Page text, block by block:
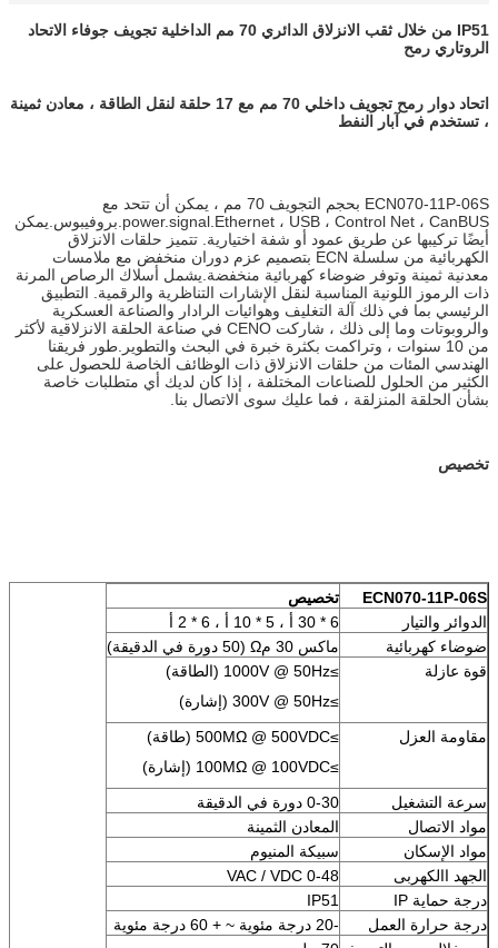
IP51 من خلال ثقب الانزلاق الدائري 70 مم الداخلية تجويف جوفاء الاتحاد
الروتاري رمح
اتحاد دوار رمح تجويف داخلي 70 مم مع 17 حلقة لنقل الطاقة ، معادن ثمينة
، تستخدم في آبار النفط
ECN070-11P-06S بحجم التجويف 70 مم ، يمكن أن تتحد مع
power.signal.Ethernet ، USB ، Control Net ، CanBUS.بروفيبوس.يمكن
أيضًا تركيبها عن طريق عمود أو شفة اختيارية. تتميز حلقات الانزلاق
الكهربائية من سلسلة ECN بتصميم عزم دوران منخفض مع ملامسات
معدنية ثمينة وتوفر ضوضاء كهربائية منخفضة.يشمل أسلاك الرصاص المرنة
ذات الرموز اللونية المناسبة لنقل الإشارات التناظرية والرقمية. التطبيق
الرئيسي بما في ذلك آلة التغليف وهوائيات الرادار والصناعة العسكرية
والروبوتات وما إلى ذلك ، شاركت CENO في صناعة الحلقة الانزلاقية لأكثر
من 10 سنوات ، وتراكمت بكثرة خبرة في البحث والتطوير.طور فريقنا
الهندسي المئات من حلقات الانزلاق ذات الوظائف الخاصة للحصول على
الكثير من الحلول للصناعات المختلفة ، إذا كان لديك أي متطلبات خاصة
بشأن الحلقة المنزلقة ، فما عليك سوى الاتصال بنا.
تخصيص
ECN070-11P-06S
تخصيص
الدوائر والتيار
6 * 30 أ ، 5 * 10 أ ، 6 * 2 أ
ضوضاء كهربائية
ماكس 30 مΩ (50 دورة في الدقيقة)
قوة عازلة
≥1000V @ 50Hz (الطاقة)
≥300V @ 50Hz (إشارة)
مقاومة العزل
≥500MΩ @ 500VDC (طاقة)
≥100MΩ @ 100VDC (إشارة)
سرعة التشغيل
0-30 دورة في الدقيقة
مواد الاتصال
المعادن الثمينة
مواد الإسكان
سبيكة المنيوم
الجهد االكهربى
0-48 VAC / VDC
درجة حماية IP
IP51
درجة حرارة العمل
-20 درجة مئوية ~ + 60 درجة مئوية